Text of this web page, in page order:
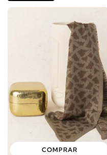
COMPRAR